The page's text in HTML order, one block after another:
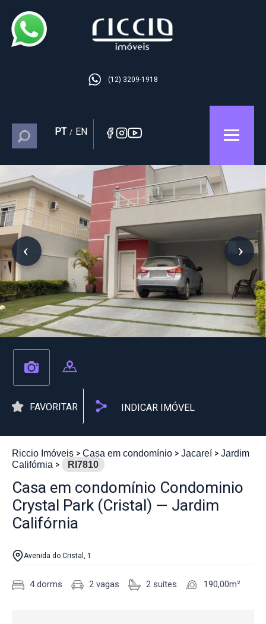
(12) 3209-1918
PT / EN
FAVORITAR INDICAR IMÓVEL
Riccio Imóveis Casa em condomínio Jacareí
Jardim
Califórnia
RI7810
Casa em condomínio Condominio
Crystal Park (Cristal) — Jardim
Califórnia
Avenida do Cristal, 1
4 dorms 2 vagas 2 suítes 190,00m²